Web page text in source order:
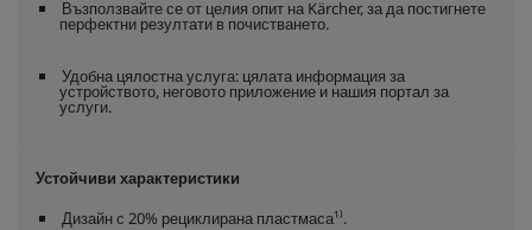
Възползвайте се от целия опит на Kärcher, за да постигнете
перфектни резултати в почистването.
Удобна цялостна услуга: цялата информация за
устройството, неговото приложение и нашия портал за
услуги.
Устойчиви характеристики
Дизайн с 20% рециклирана пластмаса¹⁾.